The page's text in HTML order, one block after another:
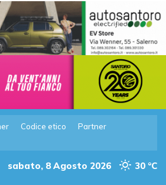
Codice etico
Partner
sabato, 8 Agosto 2026 30 °C